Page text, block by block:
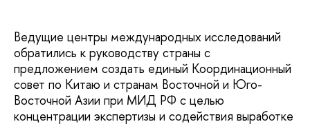
Ведущие центры международных исследований
обратились к руководству страны с
предложением создать единый Координационный
совет по Китаю и странам Восточной и Юго-
Восточной Азии при МИД РФ с целью
концентрации экспертизы и содействия выработке